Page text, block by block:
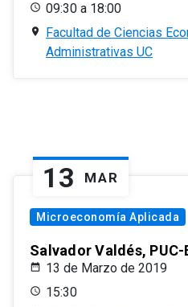
09:30 a 18:00
Facultad de Ciencias
Administrativas UC
13 MAR
Microeconomía Aplicada
Salvador Valdés,
13 de Marzo de 2019
15:30